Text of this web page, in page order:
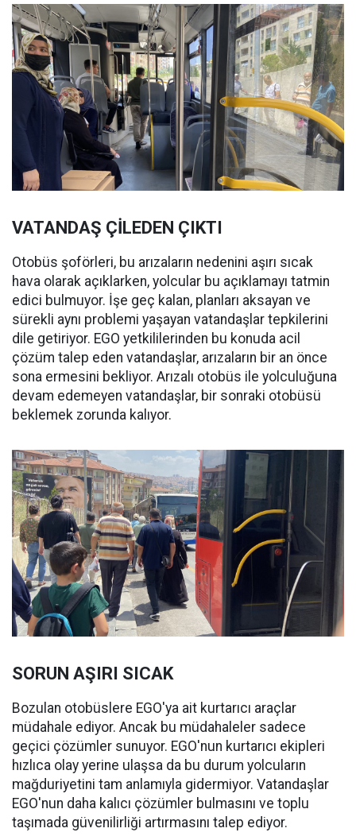
VATANDAŞ ÇİLEDEN ÇIKTI
Otobüs şoförleri, bu arızaların nedenini aşırı sıcak
hava olarak açıklarken, yolcular bu açıklamayı tatmin
edici bulmuyor. İşe geç kalan, planları aksayan ve
sürekli aynı problemi yaşayan vatandaşlar tepkilerini
dile getiriyor. EGO yetkililerinden bu konuda acil
çözüm talep eden vatandaşlar, arızaların bir an önce
sona ermesini bekliyor. Arızalı otobüs ile yolculuğuna
devam edemeyen vatandaşlar, bir sonraki otobüsü
beklemek zorunda kalıyor.
SORUN AŞIRI SICAK
Bozulan otobüslere EGO'ya ait kurtarıcı araçlar
müdahale ediyor. Ancak bu müdahaleler sadece
geçici çözümler sunuyor. EGO'nun kurtarıcı ekipleri
hızlıca olay yerine ulaşsa da bu durum yolcuların
mağduriyetini tam anlamıyla gidermiyor. Vatandaşlar
EGO'nun daha kalıcı çözümler bulmasını ve toplu
taşımada güvenilirliği artırmasını talep ediyor.